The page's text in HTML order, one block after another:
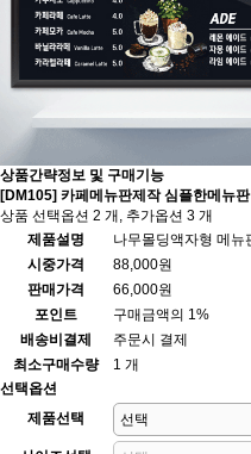
상품간략정보 및 구매기능
[DM105] 카페메뉴판제작 심플한메뉴
상품 선택옵션 2 개, 추가옵션 3 개
제품설명
나무몰딩액자형 메
시중가격
88,000원
판매가격
66,000원
포인트
구매금액의 1%
배송비결제
주문시 결제
최소구매수량
1 개
선택옵션
제품선택